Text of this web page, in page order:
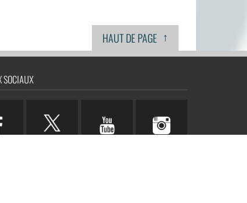
HAUT DE PAGE ↑
SOCIAUX